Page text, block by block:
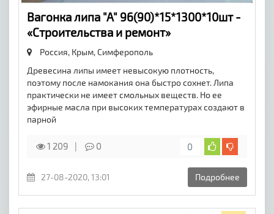
Вагонка липа "А" 96(90)*15*1300*10шт -
«Строительства и ремонт»
Россия, Крым,Симферополь
Древесина липы имеет невысокую плотность,
поэтому после намокания она быстро сохнет. Липа
практически не имеет смольных веществ. Но ее
эфирные масла при высоких температурах создают в
парной
1 209 0 0
27-08-2020, 13:01 Подробнее